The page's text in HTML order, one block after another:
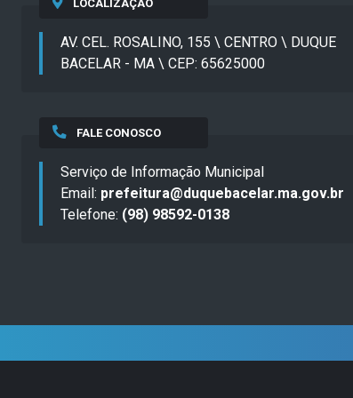
LOCALIZAÇÃO
AV. CEL. ROSALINO, 155 \ CENTRO \ DUQUE
BACELAR - MA \ CEP: 65625000
FALE CONOSCO
Serviço de Informação Municipal
Email: prefeitura@duquebacelar.ma.gov.br
Telefone: (98) 98592-0138